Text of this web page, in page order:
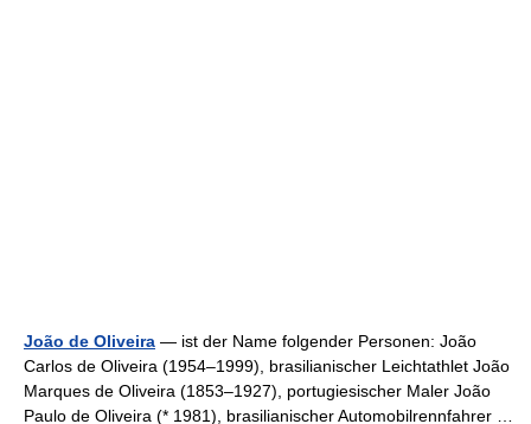
João de Oliveira — ist der Name folgender Personen: João
Carlos de Oliveira (1954–1999), brasilianischer Leichtathlet João
Marques de Oliveira (1853–1927), portugiesischer Maler João
Paulo de Oliveira (* 1981), brasilianischer Automobilrennfahrer …